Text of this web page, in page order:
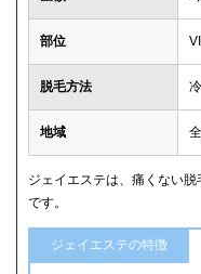
部位
脱毛方法
地域
ジェイエステは、痛くない
です。
ジェイエステの特徴